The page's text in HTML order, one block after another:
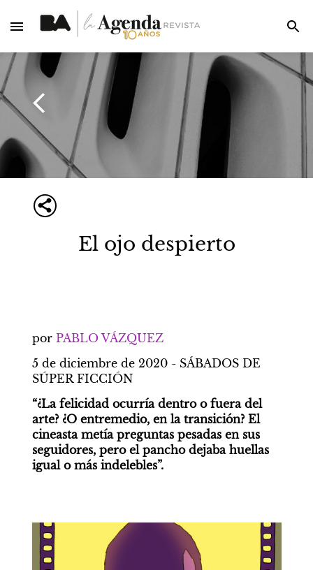
El ojo despierto
por PABLO VÁZQUEZ
5 de diciembre de 2020 - SÁBADOS DE
SÚPER FICCIÓN
“¿La felicidad ocurría dentro o fuera del
arte? ¿O entremedio, en la transición? El
cineasta metía preguntas pesadas en sus
seguidores, pero el pancho dejaba huellas
igual o más indelebles”.